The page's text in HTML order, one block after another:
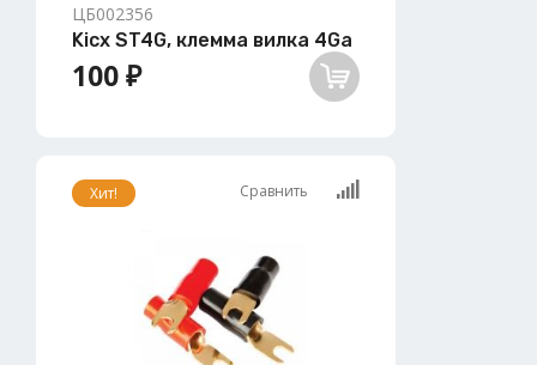
ЦБ002356
Kicx ST4G, клемма вилка 4Ga
100 ₽
Хит! Сравнить